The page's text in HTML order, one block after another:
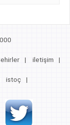
| iletişim |
istoç |